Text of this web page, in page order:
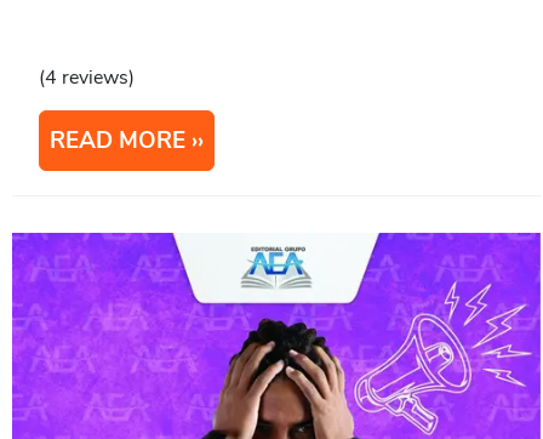
(4 reviews)
READ MORE